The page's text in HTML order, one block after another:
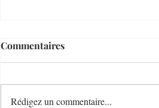
Commentaires
Rédigez un commentaire...